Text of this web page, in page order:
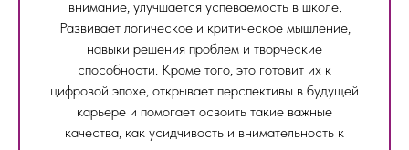
внимание, улучшается успеваемость в школе.
Развивает логическое и критическое мышление,
навыки решения проблем и творческие
способности. Кроме того, это готовит их к
цифровой эпохе, открывает перспективы в будущей
карьере и помогает освоить такие важные
качества, как усидчивость и внимательность к